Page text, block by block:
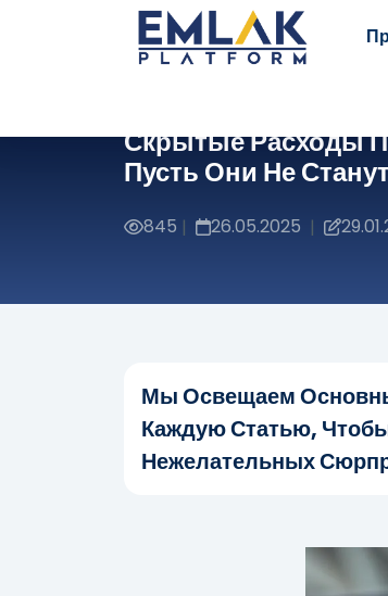
Скрытые Расходы
Пусть Они Не
845 | 26.05.2025 |
Мы Освещаем
Каждую Статью,
Нежелательных